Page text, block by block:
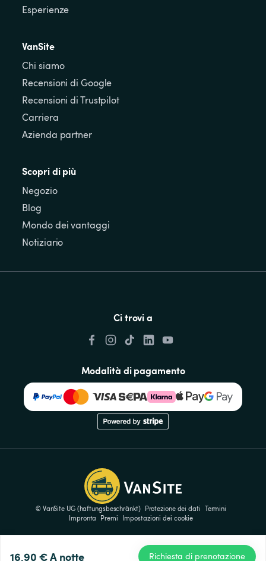
16,90 €A notte Richiesta di prenotazione
Esperienze
VanSite
Chi siamo
Recensioni di Google
Recensioni di Trustpilot
Carriera
Azienda partner
Scopri di più
Negozio
Blog
Mondo dei vantaggi
Notiziario
Ci trovi a
Modalità di pagamento
© VanSite UG (haftungsbeschränkt) Protezione dei dati Termini
Impronta
Premi Impostazioni dei cookie